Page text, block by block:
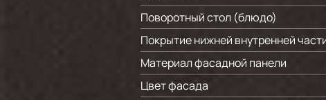
Поворотный стол (блюдо)
Покрытие нижней внутренней
Материал фасадной панели
Цвет фасада